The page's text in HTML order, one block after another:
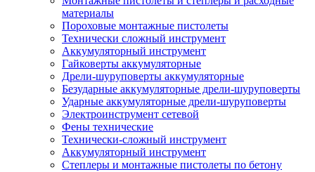
материалы
Пороховые монтажные пистолеты
Технически сложный инструмент
Аккумуляторный инструмент
Гайковерты аккумуляторные
Дрели-шуруповерты аккумуляторные
Безударные аккумуляторные дрели-шуруповерты
Ударные аккумуляторные дрели-шуруповерты
Электроинструмент сетевой
Фены технические
Технически-сложный инструмент
Аккумуляторный инструмент
Степлеры и монтажные пистолеты по бетону